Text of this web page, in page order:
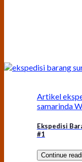
Artikel
samarinda
Ekspedisi
#1
Continue